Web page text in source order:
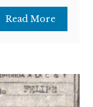
Read More